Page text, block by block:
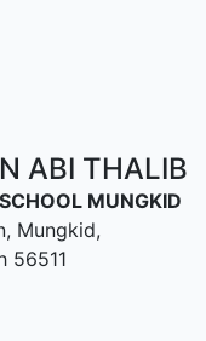
ABI THALIB
MUNGKID
Mungkid,
56511